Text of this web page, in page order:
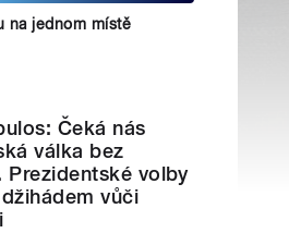
na jednom místě
Čeká nás
válka bez
Prezidentské volby
vůči